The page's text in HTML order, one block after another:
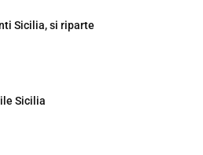
Sicilia, si riparte
Sicilia